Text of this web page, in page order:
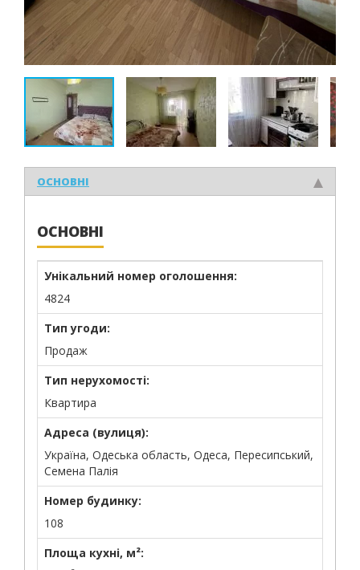
ОСНОВНІ
ОСНОВНІ
Унікальний номер оголошення:
4824
Тип угоди:
Продаж
Тип нерухомості:
Квартира
Адреса (вулиця):
Україна, Одеська область, Одеса, Пересипський,
Семена Палія
Номер будинку:
108
Площа кухні, м²: